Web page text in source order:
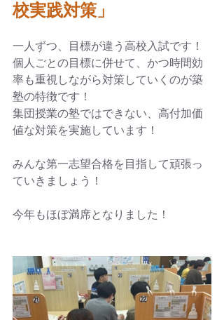
校実践対策」
一人ずつ、目標が違う高校入試です！
個人ごとの目標に併せて、かつ時間効
率も重視しながら対策していくのが築
塾の特徴です！
集団授業の塾ではできない、高付加価
値な対策を実施しています！
みんな第一志望合格を目指して頑張っ
ていきましょう！
今年もほぼ満席となりました！